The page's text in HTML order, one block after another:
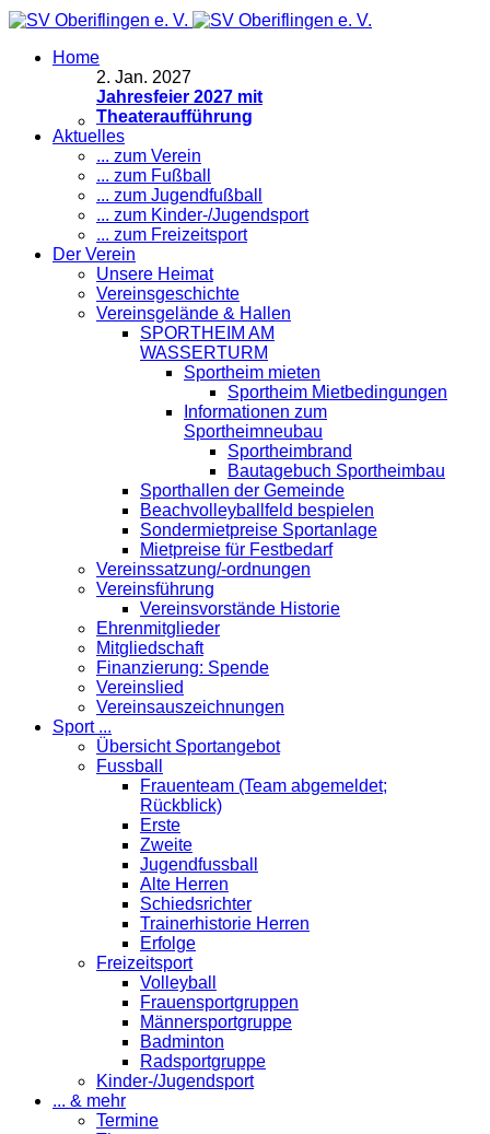
Home
2. Jan. 2027
Jahresfeier 2027 mit
Theateraufführung
Aktuelles
... zum Verein
... zum Fußball
... zum Jugendfußball
... zum Kinder-/Jugendsport
... zum Freizeitsport
Der Verein
Unsere Heimat
Vereinsgeschichte
Vereinsgelände & Hallen
SPORTHEIM AM
WASSERTURM
Sportheim mieten
Sportheim Mietbedingungen
Informationen zum
Sportheimneubau
Sportheimbrand
Bautagebuch Sportheimbau
Sporthallen der Gemeinde
Beachvolleyballfeld bespielen
Sondermietpreise Sportanlage
Mietpreise für Festbedarf
Vereinssatzung/-ordnungen
Vereinsführung
Vereinsvorstände Historie
Ehrenmitglieder
Mitgliedschaft
Finanzierung: Spende
Vereinslied
Vereinsauszeichnungen
Sport ...
Übersicht Sportangebot
Fussball
Frauenteam (Team abgemeldet;
Rückblick)
Erste
Zweite
Jugendfussball
Alte Herren
Schiedsrichter
Trainerhistorie Herren
Erfolge
Freizeitsport
Volleyball
Frauensportgruppen
Männersportgruppe
Badminton
Radsportgruppe
Kinder-/Jugendsport
... & mehr
Termine